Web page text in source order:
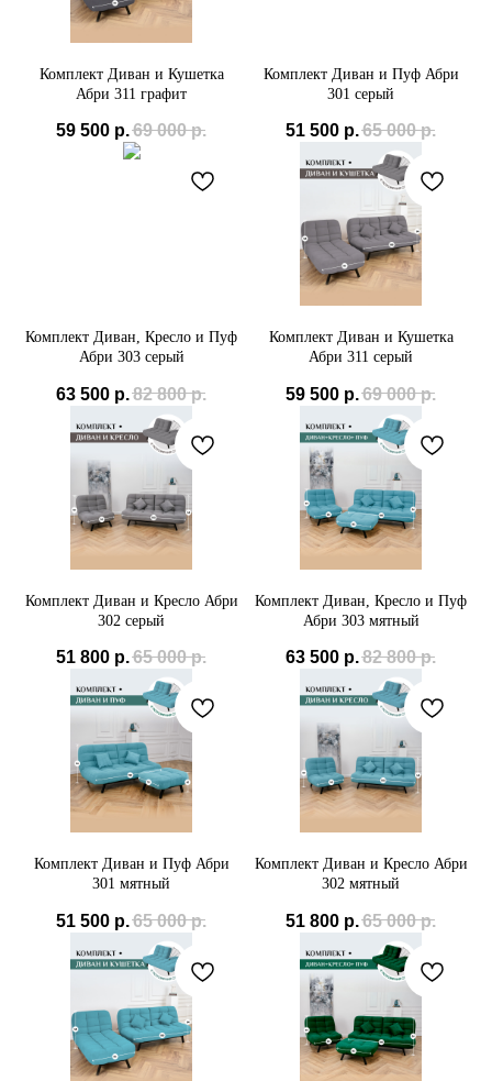
Комплект Диван и Кушетка
Абри 311 графит
59 500 р.69 000 р.
Комплект Диван и Пуф Абри
301 серый
51 500 р.65 000 р.
Комплект Диван, Кресло и Пуф
Абри 303 серый
63 500 р.82 800 р.
Комплект Диван и Кушетка
Абри 311 серый
59 500 р.69 000 р.
Комплект Диван и Кресло Абри
302 серый
51 800 р.65 000 р.
Комплект Диван, Кресло и Пуф
Абри 303 мятный
63 500 р.82 800 р.
Комплект Диван и Пуф Абри
301 мятный
51 500 р.65 000 р.
Комплект Диван и Кресло Абри
302 мятный
51 800 р.65 000 р.